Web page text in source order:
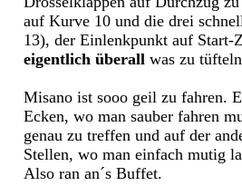
auf Kurve 10 und die drei
13), der Einlenkpunkt auf
eigentlich überall was zu
Misano ist sooo geil zu fahren.
Ecken, wo man sauber fahren
genau zu treffen und auf der
Stellen, wo man einfach mutig
Also ran an´s Buffet.